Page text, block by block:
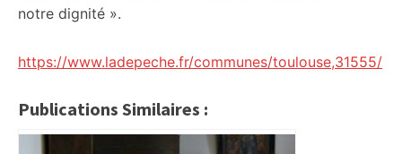
notre dignité ».
https://www.ladepeche.fr/communes/toulouse,31555/
Publications Similaires :